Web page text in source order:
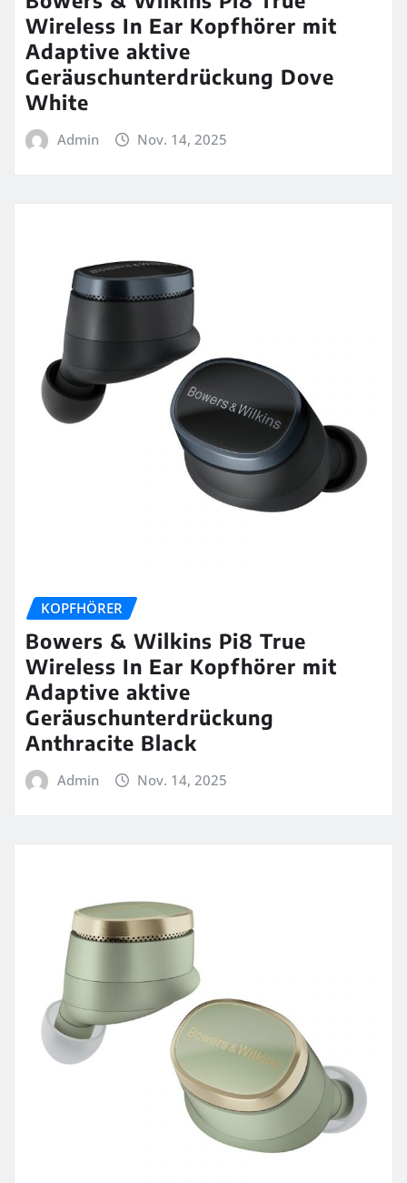
Wireless In Ear Kopfhörer mit
Adaptive aktive
Geräuschunterdrückung Dove
White
Admin Nov. 14, 2025
KOPFHÖRER
Bowers & Wilkins Pi8 True
Wireless In Ear Kopfhörer mit
Adaptive aktive
Geräuschunterdrückung
Anthracite Black
Admin Nov. 14, 2025